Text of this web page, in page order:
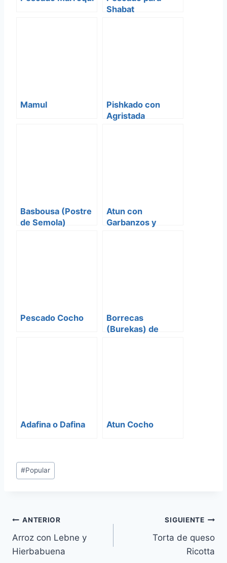
Shabat
Mamul
Pishkado con
Agristada
Basbousa (Postre
de Semola)
Atun con
Garbanzos y
Pescado Cocho
Borrecas
(Burekas) de
Adafina o Dafina Atun Cocho
Etiquetas
de
#Popular
Navegación
de
ANTERIOR
Arroz con Lebne y
Hierbabuena
SIGUIENTE
Torta de queso
Ricotta